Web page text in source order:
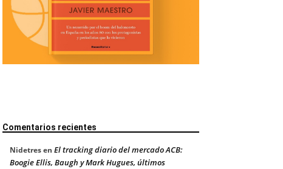
Comentarios recientes
Nidetresen El tracking diario del mercado ACB:
Boogie Ellis, Baugh y Mark Hugues, últimos